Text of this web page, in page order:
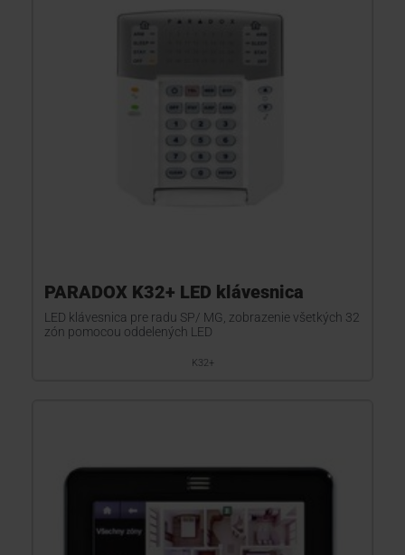
PARADOX K32+ LED klávesnica
LED klávesnica pre radu SP/ MG, zobrazenie všetkých 32
zón pomocou oddelených LED
K32+